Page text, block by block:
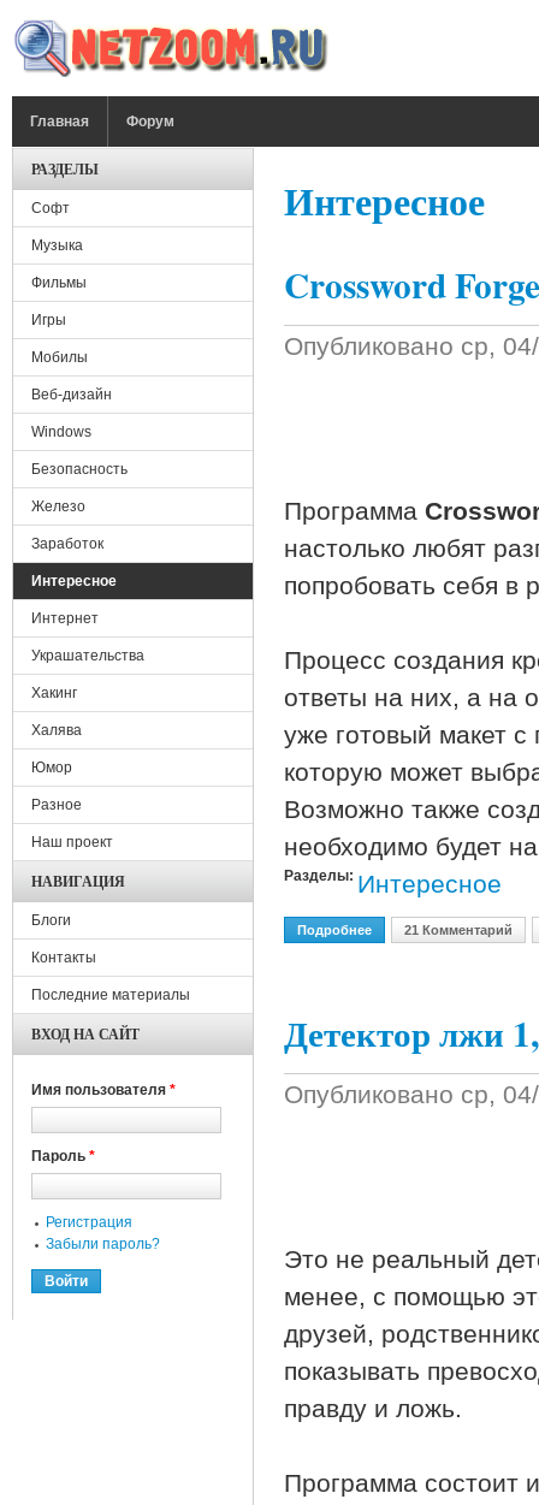
Главная Форум
Интересное
Crossword
Опубликовано ср,
Программа
настолько любят
попробовать себя в
Процесс создания
ответы на них, а на
уже готовый макет
которую может
Возможно также
необходимо будет
Разделы: Интересное
Подробнее О Crossword Forge 5.31
21 Комментарий
Детектор лжи
Опубликовано ср,
Это не реальный
менее, с помощью
друзей,
показывать
правду и ложь.
Программа состоит
РАЗДЕЛЫ
Софт
Музыка
Фильмы
Игры
Мобилы
Веб-дизайн
Windows
Безопасность
Железо
Заработок
Интересное
Интернет
Украшательства
Хакинг
Халява
Юмор
Разное
Наш проект
НАВИГАЦИЯ
Блоги
Контакты
Последние материалы
ВХОД НА САЙТ
Имя пользователя *
Пароль *
Регистрация
Забыли пароль?